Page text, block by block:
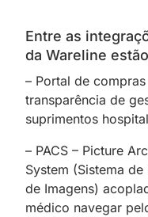
Entre as
da Wareline
– Portal de
transparência de
suprimentos
– PACS – Picture
System (Sistema
de Imagens)
médico navegar